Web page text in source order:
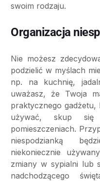
swoim rodzaju.
Organizacja
Nie możesz
podzielić w myślach
np. na kuchnię,
uważasz, że Twoja
praktycznego gadżetu,
używać, skup się
pomieszczeniach.
niespodzianką
niekoniecznie
zmiany w sypialni lub
nadchodzącego